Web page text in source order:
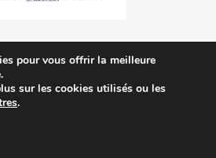
pour vous offrir la meilleure
sur les cookies utilisés ou les
.